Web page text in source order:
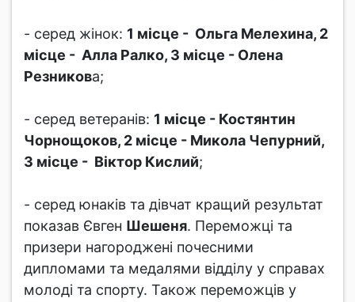
- серед жінок: 1 місце - Ольга Мелехина, 2
місце - Алла Ралко, 3 місце - Олена
Резникова;
- серед ветеранів: 1 місце - Костянтин
Чорнощоков, 2 місце - Микола Чепурний,
3 місце - Віктор Кислий;
- серед юнаків та дівчат кращий результат
показав Євген Шешеня. Переможці та
призери нагороджені почесними
дипломами та медалями відділу у справах
молоді та спорту. Також переможців у